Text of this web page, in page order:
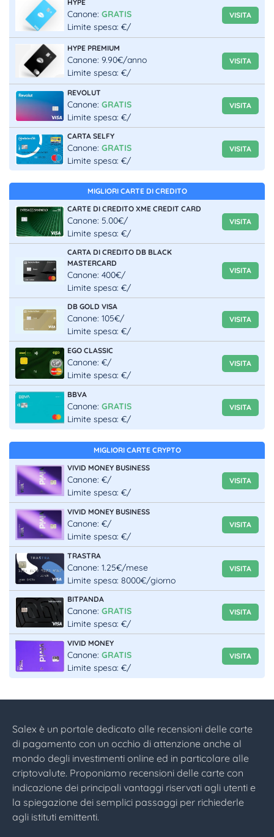
HYPE
Canone: GRATIS
Limite spesa: €/
VISITA
HYPE PREMIUM
Canone: 9.90€/anno
Limite spesa: €/
VISITA
REVOLUT
Canone: GRATIS
Limite spesa: €/
VISITA
CARTA SELFY
Canone: GRATIS
Limite spesa: €/
VISITA
MIGLIORI CARTE DI CREDITO
CARTE DI CREDITO XME CREDIT CARD
Canone: 5.00€/
Limite spesa: €/
VISITA
CARTA DI CREDITO DB BLACK
MASTERCARD
Canone: 400€/
Limite spesa: €/
VISITA
DB GOLD VISA
Canone: 105€/
Limite spesa: €/
VISITA
EGO CLASSIC
Canone: €/
Limite spesa: €/
VISITA
BBVA
Canone: GRATIS
Limite spesa: €/
VISITA
MIGLIORI CARTE CRYPTO
VIVID MONEY BUSINESS
Canone: €/
Limite spesa: €/
VISITA
VIVID MONEY BUSINESS
Canone: €/
Limite spesa: €/
VISITA
TRASTRA
Canone: 1.25€/mese
Limite spesa: 8000€/giorno
VISITA
BITPANDA
Canone: GRATIS
Limite spesa: €/
VISITA
VIVID MONEY
Canone: GRATIS
Limite spesa: €/
VISITA
Salex è un portale dedicato alle recensioni delle carte
di pagamento con un occhio di attenzione anche al
mondo degli investimenti online ed in particolare alle
criptovalute. Proponiamo recensioni delle carte con
indicazione dei principali vantaggi riservati agli utenti e
la spiegazione dei semplici passaggi per richiederle
agli istituti emittenti.